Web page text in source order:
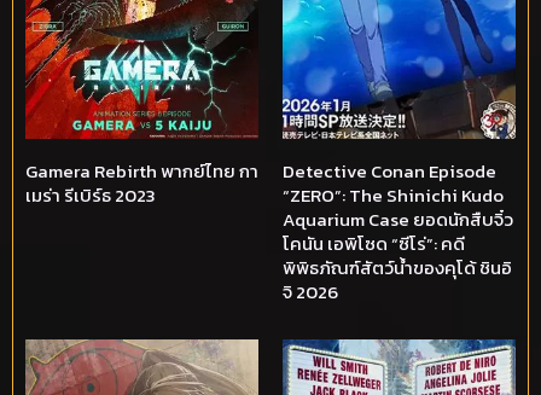
Gamera Rebirth พากย์ไทย กา
เมร่า รีเบิร์ธ 2023
Detective Conan Episode
“ZERO”: The Shinichi Kudo
Aquarium Case ยอดนักสืบจิ๋ว
โคนัน เอพิโซด “ซีโร่”: คดี
พิพิธภัณฑ์สัตว์น้ำของคุโด้ ชินอิ
จิ 2026